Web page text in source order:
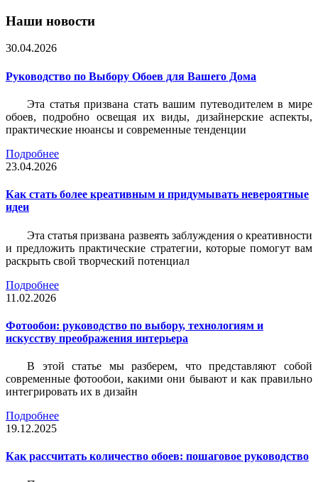
Наши новости
30.04.2026
Руководство по Выбору Обоев для Вашего Дома
Эта статья призвана стать вашим путеводителем в мире
обоев, подробно освещая их виды, дизайнерские аспекты,
практические нюансы и современные тенденции
Подробнее
23.04.2026
Как стать более креативным и придумывать невероятные
идеи
Эта статья призвана развеять заблуждения о креативности
и предложить практические стратегии, которые помогут вам
раскрыть свой творческий потенциал
Подробнее
11.02.2026
Фотообои: руководство по выбору, технологиям и
искусству преображения интерьера
В этой статье мы разберем, что представляют собой
современные фотообои, какими они бывают и как правильно
интегрировать их в дизайн
Подробнее
19.12.2025
Как рассчитать количество обоев: пошаговое руководство